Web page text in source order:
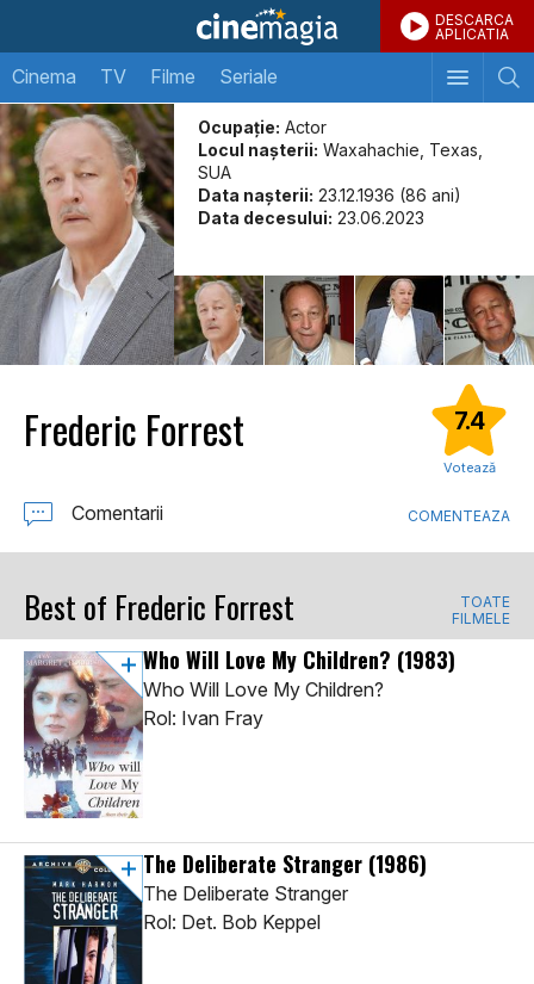
DESCARCA
APLICATIA
Cinema TV Filme Seriale
Ocupație: Actor
Locul naşterii: Waxahachie, Texas,
SUA
Data naşterii: 23.12.1936 (86 ani)
Data decesului: 23.06.2023
Frederic Forrest 7.4
Votează
Comentarii COMENTEAZA
Best of Frederic Forrest
TOATE
FILMELE
Who Will Love My Children? (1983)
Who Will Love My Children?
Rol: Ivan Fray
The Deliberate Stranger (1986)
The Deliberate Stranger
Rol: Det. Bob Keppel